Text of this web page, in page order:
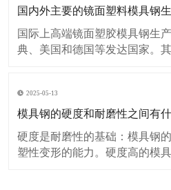
磨损及疲劳裂纹等缺陷
国际上高端镜面塑胶模具钢生
典、美国和德国等发达国家。
FS139M、FS636ESR、
（FuShun Special St
2025-05-13
模具钢的硬度和耐磨性之间有
硬度是耐磨性的基础：模具钢
塑性变形的能力。硬度高的模